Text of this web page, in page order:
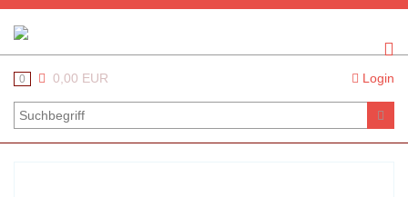
0 0,00 EUR Login